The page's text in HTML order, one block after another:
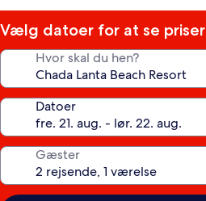
Vælg datoer for at se priser
Hvor skal du hen?
Datoer
Gæster